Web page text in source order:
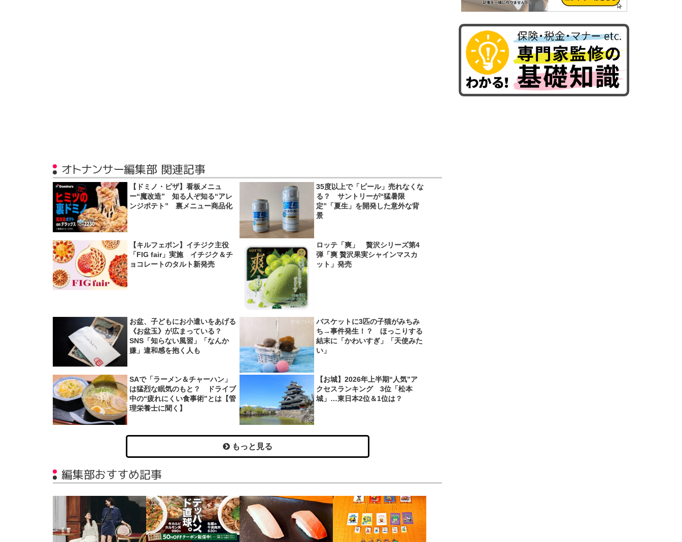
オトナンサー編集部 関連記事
【ドミノ・ピザ】看板メニュ
ー“魔改造” 知る人ぞ知る“アレ
ンジポテト” 裏メニュー商品化
35度以上で「ビール」売れなくな
る？ サントリーが“猛暑限
定”「夏生」を開発した意外な背
景
【キルフェボン】イチジク主役
「FIG fair」実施 イチジク＆チ
ョコレートのタルト新発売
ロッテ「爽」 贅沢シリーズ第4
弾「爽 贅沢果実シャインマスカ
ット」発売
お盆、子どもにお小遣いをあげる
《お盆玉》が広まっている？
SNS「知らない風習」「なんか
嫌」違和感を抱く人も
バスケットに3匹の子猫がみちみ
ち→事件発生！？ ほっこりする
結末に「かわいすぎ」「天使みた
い」
SAで「ラーメン＆チャーハン」
は猛烈な眠気のもと？ ドライブ
中の“疲れにくい食事術”とは【管
理栄養士に聞く】
【お城】2026年上半期“人気”ア
クセスランキング 3位「松本
城」…東日本2位＆1位は？
もっと見る
編集部おすすめ記事